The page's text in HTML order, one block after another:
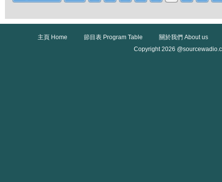
主頁 Home 節目表 Program Table
關於我們 About us
Copyright 2026